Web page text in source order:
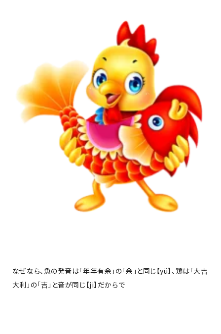
なぜなら、魚の発音は「年年有余」の「余」と同じ【yü】、鶏は「大吉
大利」の「吉」と音が同じ【ji】だからで